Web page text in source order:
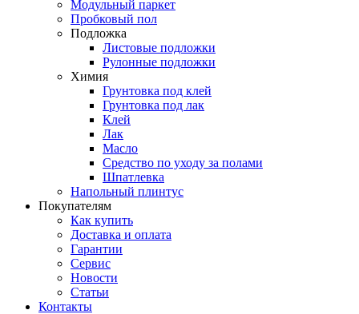
Модульный паркет
Пробковый пол
Подложка
Листовые подложки
Рулонные подложки
Химия
Грунтовка под клей
Грунтовка под лак
Клей
Лак
Масло
Средство по уходу за полами
Шпатлевка
Напольный плинтус
Покупателям
Как купить
Доставка и оплата
Гарантии
Сервис
Новости
Статьи
Контакты